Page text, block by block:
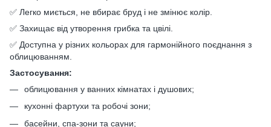
✅ Легко миється, не вбирає бруд і не змінює колір.
✅ Захищає від утворення грибка та цвілі.
✅ Доступна у різних кольорах для гармонійного поєднання з
облицюванням.
Застосування:
облицювання у ванних кімнатах і душових;
кухонні фартухи та робочі зони;
басейни, спа-зони та сауни;